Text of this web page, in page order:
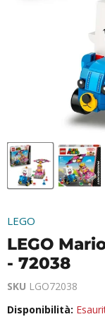
LEGO
LEGO
- 72038
SKU LGO72038
Disponibilità: